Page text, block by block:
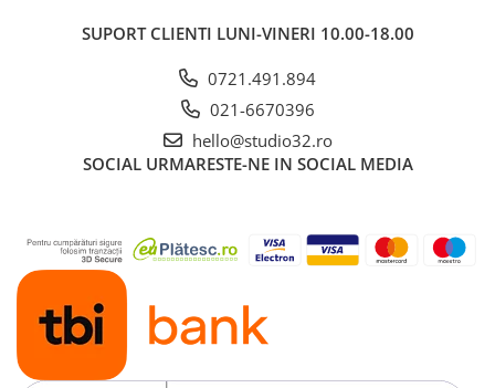
SUPORT CLIENTI LUNI-VINERI 10.00-18.00
0721.491.894
021-6670396
hello@studio32.ro
SOCIAL URMARESTE-NE IN SOCIAL MEDIA